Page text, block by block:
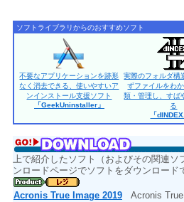
ソフトライブラリからのおすすめソフト
不要なアプリケーションを跡形
なく消去できる、使いやすいア
ンインストール支援ソフト
「GeekUninstaller」
実際のフォルダ構
ずファイルをわ
類・管理し、すば
る
「
上で紹介したソフト（およびその関連
ンロードページでソフトをダウンロー
Acronis True Image 2019 Acronis True